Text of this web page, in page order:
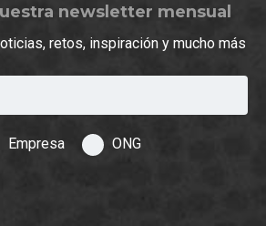
newsletter mensual
retos, inspiración y mucho más
Empresa ONG